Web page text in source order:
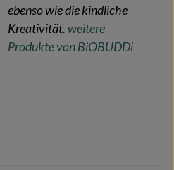
ebenso wie die kindliche
Kreativität. weitere
Produkte von BiOBUDDi